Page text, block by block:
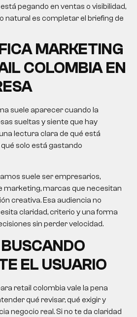
pegando en ventas o visibilidad,
natural es completar el briefing de
MARKETING
COLOMBIAEN
suele aparecer cuando la
sueltas y siente que hay
lectura clara de qué está
solo está gastando
suele ser empresarios,
marketing, marcas que necesitan
creativa. Esa audiencia no
claridad, criterio y una forma
sin perder velocidad.
EL USUARIO
retail colombia vale la pena
qué revisar, qué exigir y
negocio real. Si no te da claridad